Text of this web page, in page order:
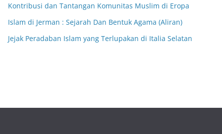
Kontribusi dan Tantangan Komunitas Muslim di Eropa
Islam di Jerman : Sejarah Dan Bentuk Agama (Aliran)
Jejak Peradaban Islam yang Terlupakan di Italia Selatan